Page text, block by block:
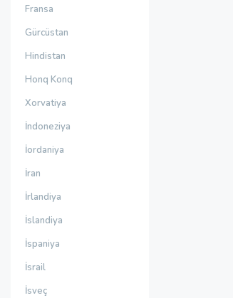
Fransa
Gürcüstan
Hindistan
Honq Konq
Xorvatiya
İndoneziya
İordaniya
İran
İrlandiya
İslandiya
İspaniya
İsrail
İsveç